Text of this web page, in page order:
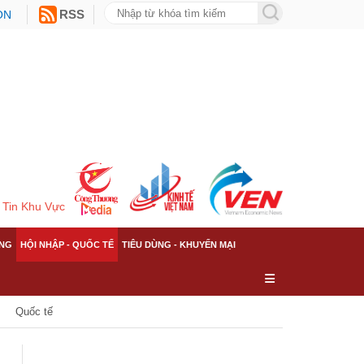
RSS
Tin Khu Vực
HỘI NHẬP - QUỐC TẾ TIÊU DÙNG - KHUYẾN MẠI
Quốc tế